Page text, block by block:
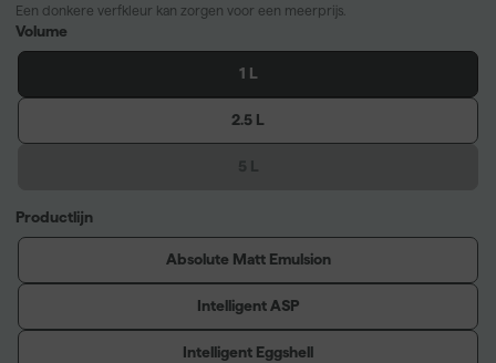
Een donkere verfkleur kan zorgen voor een meerprijs.
Volume
1 L
2.5 L
Productlijn
Absolute Matt Emulsion
Intelligent ASP
Intelligent Eggshell